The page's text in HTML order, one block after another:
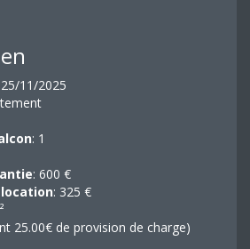
11/2025
: 1
: 600 €
: 325 €
25.00€ de provision de charge)